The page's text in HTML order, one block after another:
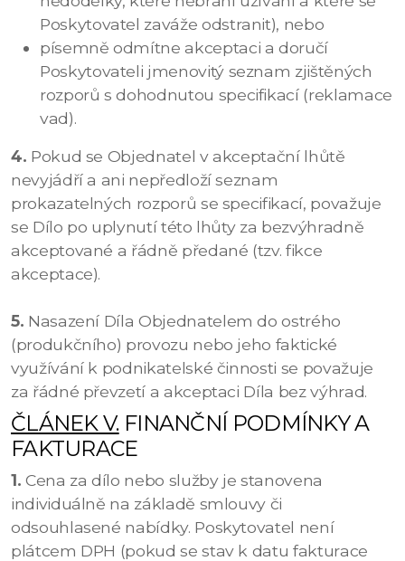
Poskytovatel zaváže odstranit), nebo
písemně odmítne akceptaci a doručí
Poskytovateli jmenovitý seznam zjištěných
rozporů s dohodnutou specifikací (reklamace
vad).
4. Pokud se Objednatel v akceptační lhůtě
nevyjádří a ani nepředloží seznam
prokazatelných rozporů se specifikací, považuje
se Dílo po uplynutí této lhůty za bezvýhradně
akceptované a řádně předané (tzv. fikce
akceptace).
5. Nasazení Díla Objednatelem do ostrého
(produkčního) provozu nebo jeho faktické
využívání k podnikatelské činnosti se považuje
za řádné převzetí a akceptaci Díla bez výhrad.
ČLÁNEK V.FINANČNÍ PODMÍNKY A
FAKTURACE
1. Cena za dílo nebo služby je stanovena
individuálně na základě smlouvy či
odsouhlasené nabídky. Poskytovatel není
plátcem DPH (pokud se stav k datu fakturace